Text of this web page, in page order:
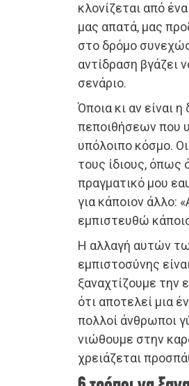
κλονίζεται από
μας απατά, μας
στο δρόμο
αντίδραση βγάζει
σενάριο.
Όποια κι αν είναι
πεποιθήσεων που
υπόλοιπο κόσμο.
τους ίδιους, όπως
πραγματικό μου
για κάποιον άλλο:
εμπιστευθώ
Η αλλαγή αυτών
εμπιστοσύνης
ξαναχτίζουμε την
ότι αποτελεί μια
πολλοί άνθρωποι
νιώθουμε στην
χρειάζεται